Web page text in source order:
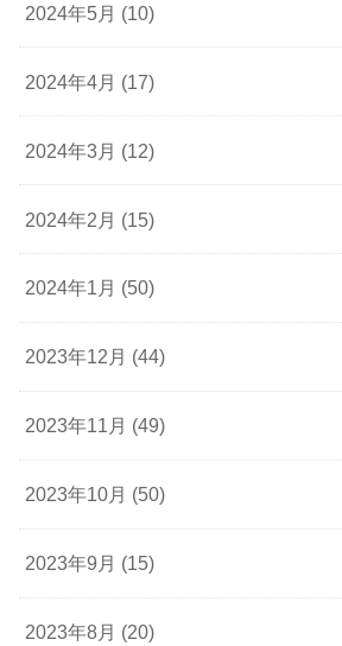
2024年5月 (10)
2024年4月 (17)
2024年3月 (12)
2024年2月 (15)
2024年1月 (50)
2023年12月 (44)
2023年11月 (49)
2023年10月 (50)
2023年9月 (15)
2023年8月 (20)